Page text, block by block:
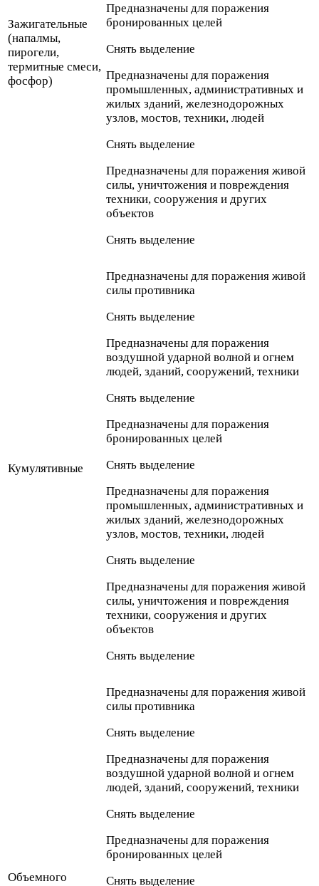
Зажигательные
(напалмы,
пирогели,
термитные смеси,
фосфор)
Предназначены для поражения
бронированных целей
Снять выделение
Предназначены для поражения
промышленных, административных и
жилых зданий, железнодорожных
узлов, мостов, техники, людей
Снять выделение
Предназначены для поражения живой
силы, уничтожения и повреждения
техники, сооружения и других
объектов
Снять выделение
Кумулятивные
Предназначены для поражения живой
силы противника
Снять выделение
Предназначены для поражения
воздушной ударной волной и огнем
людей, зданий, сооружений, техники
Снять выделение
Предназначены для поражения
бронированных целей
Снять выделение
Предназначены для поражения
промышленных, административных и
жилых зданий, железнодорожных
узлов, мостов, техники, людей
Снять выделение
Предназначены для поражения живой
силы, уничтожения и повреждения
техники, сооружения и других
объектов
Снять выделение
Объемного
Предназначены для поражения живой
силы противника
Снять выделение
Предназначены для поражения
воздушной ударной волной и огнем
людей, зданий, сооружений, техники
Снять выделение
Предназначены для поражения
бронированных целей
Снять выделение